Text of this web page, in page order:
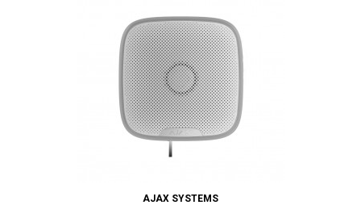
AJAX SYSTEMS